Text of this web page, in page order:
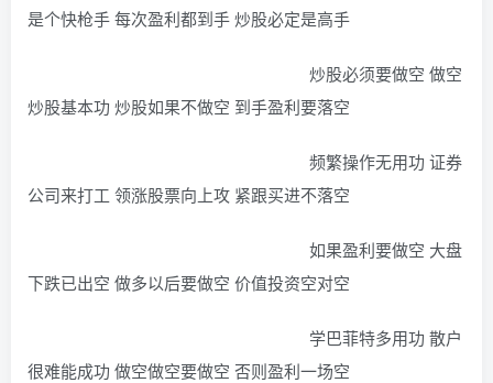
是个快枪手 每次盈利都到手 炒股必定是高手
炒股必须要做空 做空
炒股基本功 炒股如果不做空 到手盈利要落空
频繁操作无用功 证券
公司来打工 领涨股票向上攻 紧跟买进不落空
如果盈利要做空 大盘
下跌已出空 做多以后要做空 价值投资空对空
学巴菲特多用功 散户
很难能成功 做空做空要做空 否则盈利一场空